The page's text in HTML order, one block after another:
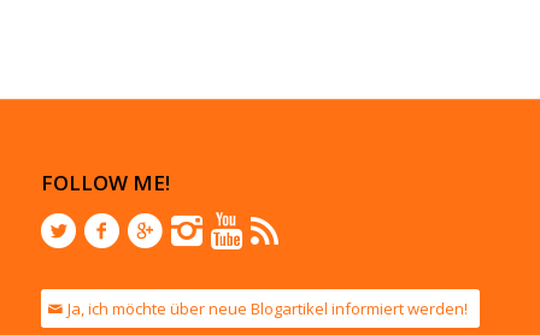
FOLLOW ME!
Ja, ich möchte über neue Blogartikel informiert werden!